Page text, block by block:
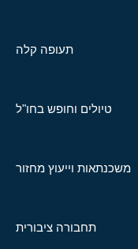
תעופה קלה
טיולים וחופש בחו"ל
משכנתאות וייעוץ מחזור
תחבורה ציבורית